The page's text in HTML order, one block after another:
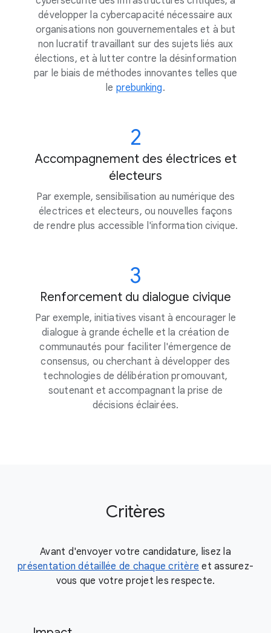
développer la cybercapacité nécessaire aux
organisations non gouvernementales et à but
non lucratif travaillant sur des sujets liés aux
élections, et à lutter contre la désinformation
par le biais de méthodes innovantes telles que
le prebunking.
2
Accompagnement des électrices et
électeurs
Par exemple, sensibilisation au numérique des
électrices et electeurs, ou nouvelles façons
de rendre plus accessible l'information civique.
3
Renforcement du dialogue civique
Par exemple, initiatives visant à encourager le
dialogue à grande échelle et la création de
communautés pour faciliter l'émergence de
consensus, ou cherchant à développer des
technologies de délibération promouvant,
soutenant et accompagnant la prise de
décisions éclairées.
Critères
Avant d'envoyer votre candidature, lisez la
présentation détaillée de chaque critère et assurez-
vous que votre projet les respecte.